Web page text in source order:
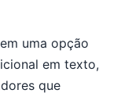
uma opção
em texto,
que